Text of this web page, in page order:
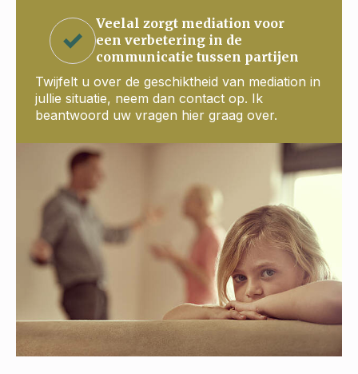
Veelal zorgt mediation voor
een verbetering in de
communicatie tussen partijen
Twijfelt u over de geschiktheid van mediation in
jullie situatie, neem dan contact op. Ik
beantwoord uw vragen hier graag over.